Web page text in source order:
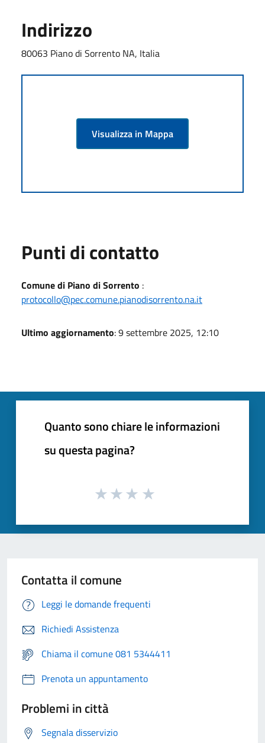
Indirizzo
80063 Piano di Sorrento NA, Italia
Visualizza in Mappa
Punti di contatto
Comune di Piano di Sorrento :
protocollo@pec.comune.pianodisorrento.na.it
Ultimo aggiornamento: 9 settembre 2025, 12:10
Quanto sono chiare le informazioni
su questa pagina?
Contatta il comune
Leggi le domande frequenti
Richiedi Assistenza
Chiama il comune 081 5344411
Prenota un appuntamento
Problemi in città
Segnala disservizio